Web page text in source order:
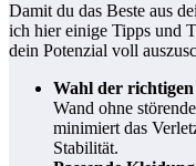
Damit du das Beste aus
ich hier einige Tipps und
dein Potenzial voll
Wahl der
Wand ohne
minimiert das
Stabilität.